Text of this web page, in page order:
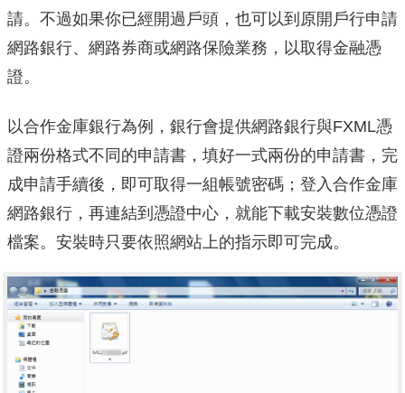
請。不過如果你已經開過戶頭，也可以到原開戶行申請
網路銀行、網路券商或網路保險業務，以取得金融憑
證。
以合作金庫銀行為例，銀行會提供網路銀行與FXML憑
證兩份格式不同的申請書，填好一式兩份的申請書，完
成申請手續後，即可取得一組帳號密碼；登入合作金庫
網路銀行，再連結到憑證中心，就能下載安裝數位憑證
檔案。安裝時只要依照網站上的指示即可完成。